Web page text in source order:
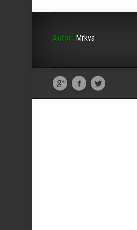
Autor: Mrkva